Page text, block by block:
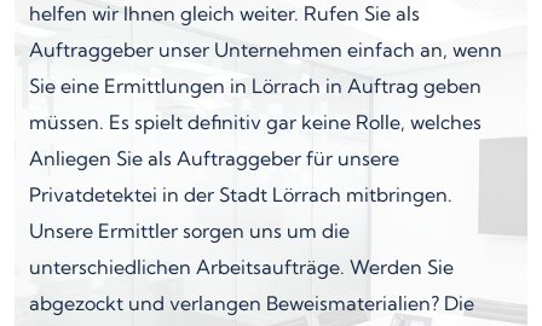
helfen wir Ihnen gleich weiter. Rufen Sie als
Auftraggeber unser Unternehmen einfach an, wenn
Sie eine Ermittlungen in Lörrach in Auftrag geben
müssen. Es spielt definitiv gar keine Rolle, welches
Anliegen Sie als Auftraggeber für unsere
Privatdetektei in der Stadt Lörrach mitbringen.
Unsere Ermittler sorgen uns um die
unterschiedlichen Arbeitsaufträge. Werden Sie
abgezockt und verlangen Beweismaterialien? Die